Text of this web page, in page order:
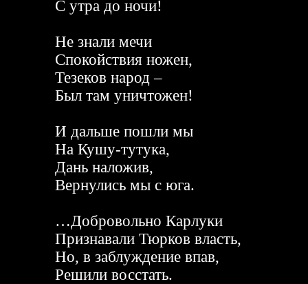
С утра до ночи!
Не знали мечи
Спокойствия ножен,
Тезеков народ –
Был там уничтожен!
И дальше пошли мы
На Кушу-тутука,
Дань наложив,
Вернулись мы с юга.
…Добровольно Карлуки
Признавали Тюрков власть,
Но, в заблуждение впав,
Решили восстать.